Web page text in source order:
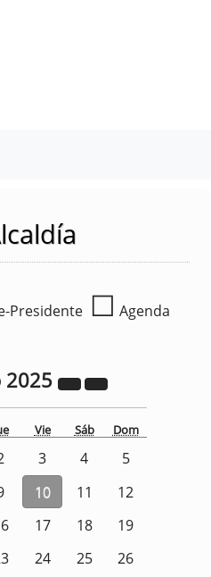
Presidente ☐ Agenda
2025
Vie Sáb Dom
3 4
5
10 11
12
17 18
19
24 25
26